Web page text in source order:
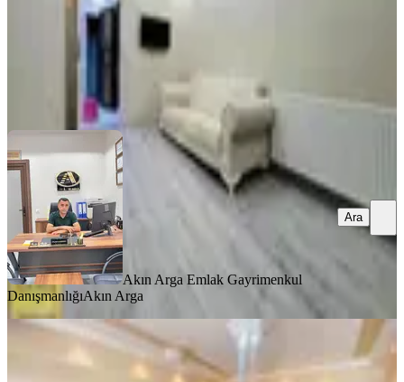
Akın Arga Emlak Gayrimenkul
DanışmanlığıAkın Arga
Ara
YENİ
Turpa'dan Eşyalı 3+1 Kapalı Mutfak
Daire Buca Pazar Arka Sokağı